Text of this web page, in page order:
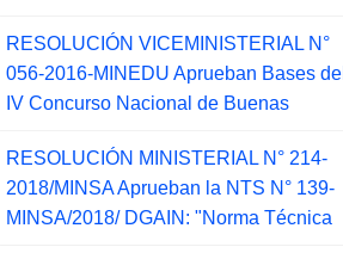
RESOLUCIÓN VICEMINISTERIAL N°
056-2016-MINEDU Aprueban Bases del
IV Concurso Nacional de Buenas
RESOLUCIÓN MINISTERIAL N° 214-
2018/MINSA Aprueban la NTS N° 139-
MINSA/2018/ DGAIN: "Norma Técnica